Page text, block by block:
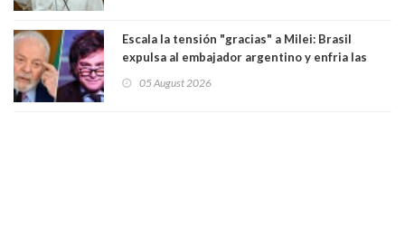
Escala la tensión "gracias" a Milei: Brasil
expulsa al embajador argentino y enfria las
trasandino
05 August 2026